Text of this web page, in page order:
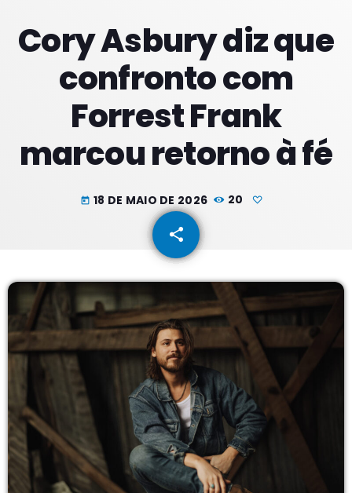
PROXIMOS PROGRAMAS
Tardes
COM RODRIGÃO
14:00 - 17:59
Noites
18:00 - 21:59
Noite Maior
COM ERICA
22:00 - 23:59
Cory Asbury diz que
confronto com
Forrest Frank
marcou retorno à fé
today 18 DE MAIO DE 2026 20
share
email